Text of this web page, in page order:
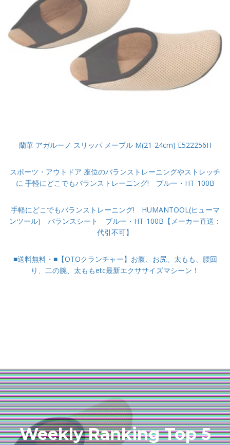
蘭華 アガルーノ スリッパ メープル M(21-24cm) E522256H
スポーツ・アウトドア 座位のバランストレーニングやストレッチ
に 手軽にどこでもバランストレーニング! ブルー・HT-100B
手軽にどこでもバランストレーニング! HUMANTOOL(ヒューマ
ンツール) バランスシート ブルー・HT-100B【メーカー直送：
代引不可】
■送料無料・■【OTOクランチャー】お腹、お尻、太もも、腰回
り、二の腕、太ももetc最新エクササイズマシーン！
Weekly Ranking Top 5